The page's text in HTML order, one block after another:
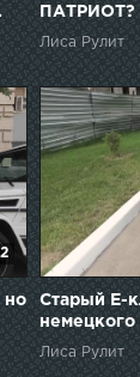
ПАТРИОТ?
Патриот
Лиса Рулит
но
Старый Е-
Лиса Рулит